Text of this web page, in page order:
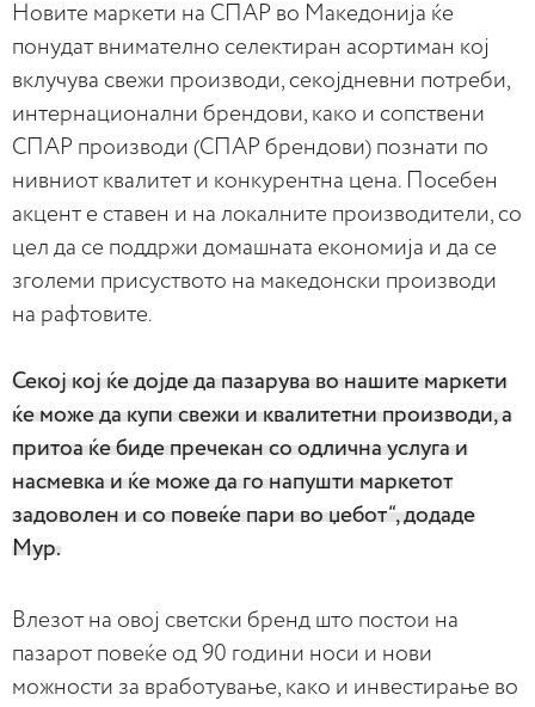
Новите маркети на СПАР во Македонија ќе
понудат внимателно селектиран асортиман кој
вклучува свежи производи, секојдневни потреби,
интернационални брендови, како и сопствени
СПАР производи (СПАР брендови) познати по
нивниот квалитет и конкурентна цена. Посебен
акцент е ставен и на локалните производители, со
цел да се поддржи домашната економија и да се
зголеми присуството на македонски производи
на рафтовите.
Секој кој ќе дојде да пазарува во нашите маркети
ќе може да купи свежи и квалитетни производи, а
притоа ќе биде пречекан со одлична услуга и
насмевка и ќе може да го напушти маркетот
задоволен и со повеќе пари во џебот“, додаде
Мур.
Влезот на овој светски бренд што постои на
пазарот повеќе од 90 години носи и нови
можности за вработување, како и инвестирање во